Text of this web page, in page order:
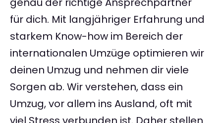
für dich. Mit langjähriger Erfahrung und
starkem Know-how im Bereich der
internationalen Umzüge optimieren wir
deinen Umzug und nehmen dir viele
Sorgen ab. Wir verstehen, dass ein
Umzug, vor allem ins Ausland, oft mit